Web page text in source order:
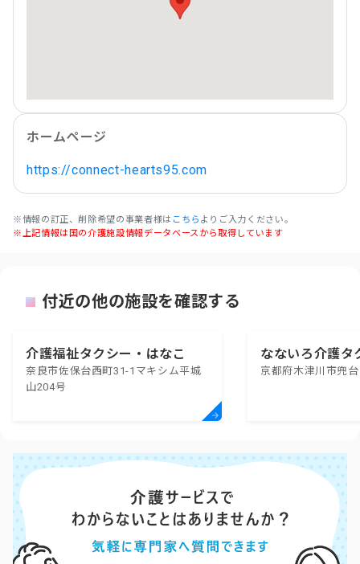
ホームページ
https://connect-hearts95.com
※情報の訂正、削除希望の事業者様は こちら よりご入力ください。
※上記情報は国の介護施設情報データベースから取得しています
付近の他の施設を確認する
介護福祉タクシー・はなこ
奈良市佐保台西町31-1マキシム平城
山204号
なないろ介護タ
京都府木津川市兜台